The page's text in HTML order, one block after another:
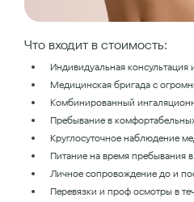
Что входит в стоимость:
Индивидуальная консультация
Медицинская бригада с
Комбинированный
Пребывание в
Круглосуточное наблюдение
Питание на время пребывания
Личное сопровождение до и
Перевязки и проф осмотры в